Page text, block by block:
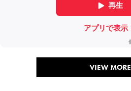
VIEW MORE